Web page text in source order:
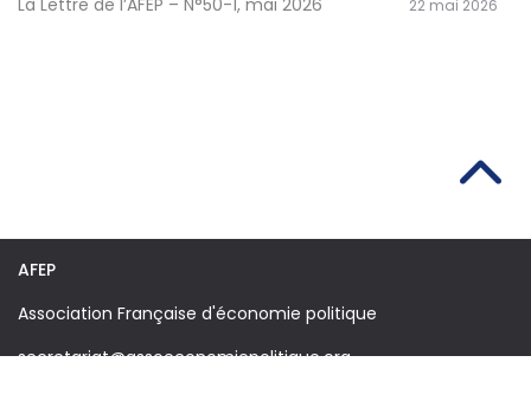
La Lettre de l’AFEP – N°50-1, mai 2026 22 mai 2026
AFEP
Association Française d'économie politique
secretariat@assoeconomiepolitique.org